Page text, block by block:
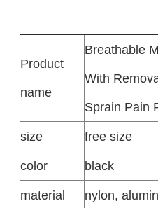
Product
name
Breathable
With
Sprain Pain
size
free size
color
black
material
nylon,